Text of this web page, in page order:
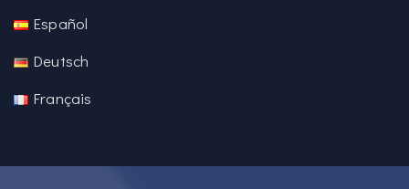
Español
Deutsch
Français